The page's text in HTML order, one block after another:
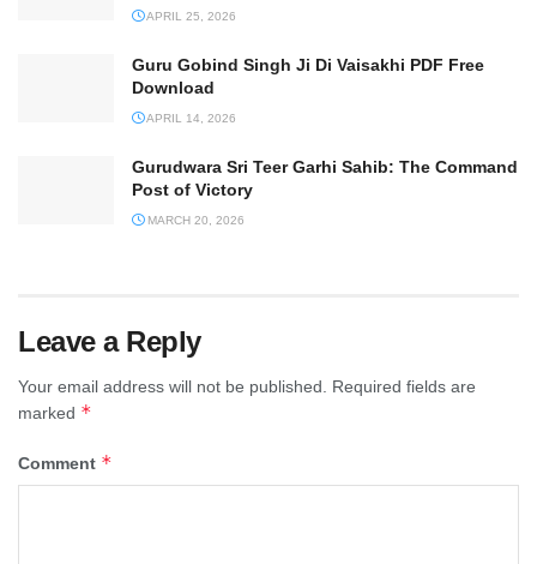
APRIL 25, 2026
Guru Gobind Singh Ji Di Vaisakhi PDF Free
Download
APRIL 14, 2026
Gurudwara Sri Teer Garhi Sahib: The Command
Post of Victory
MARCH 20, 2026
Leave a Reply
Your email address will not be published.
Required fields are
marked *
Comment *